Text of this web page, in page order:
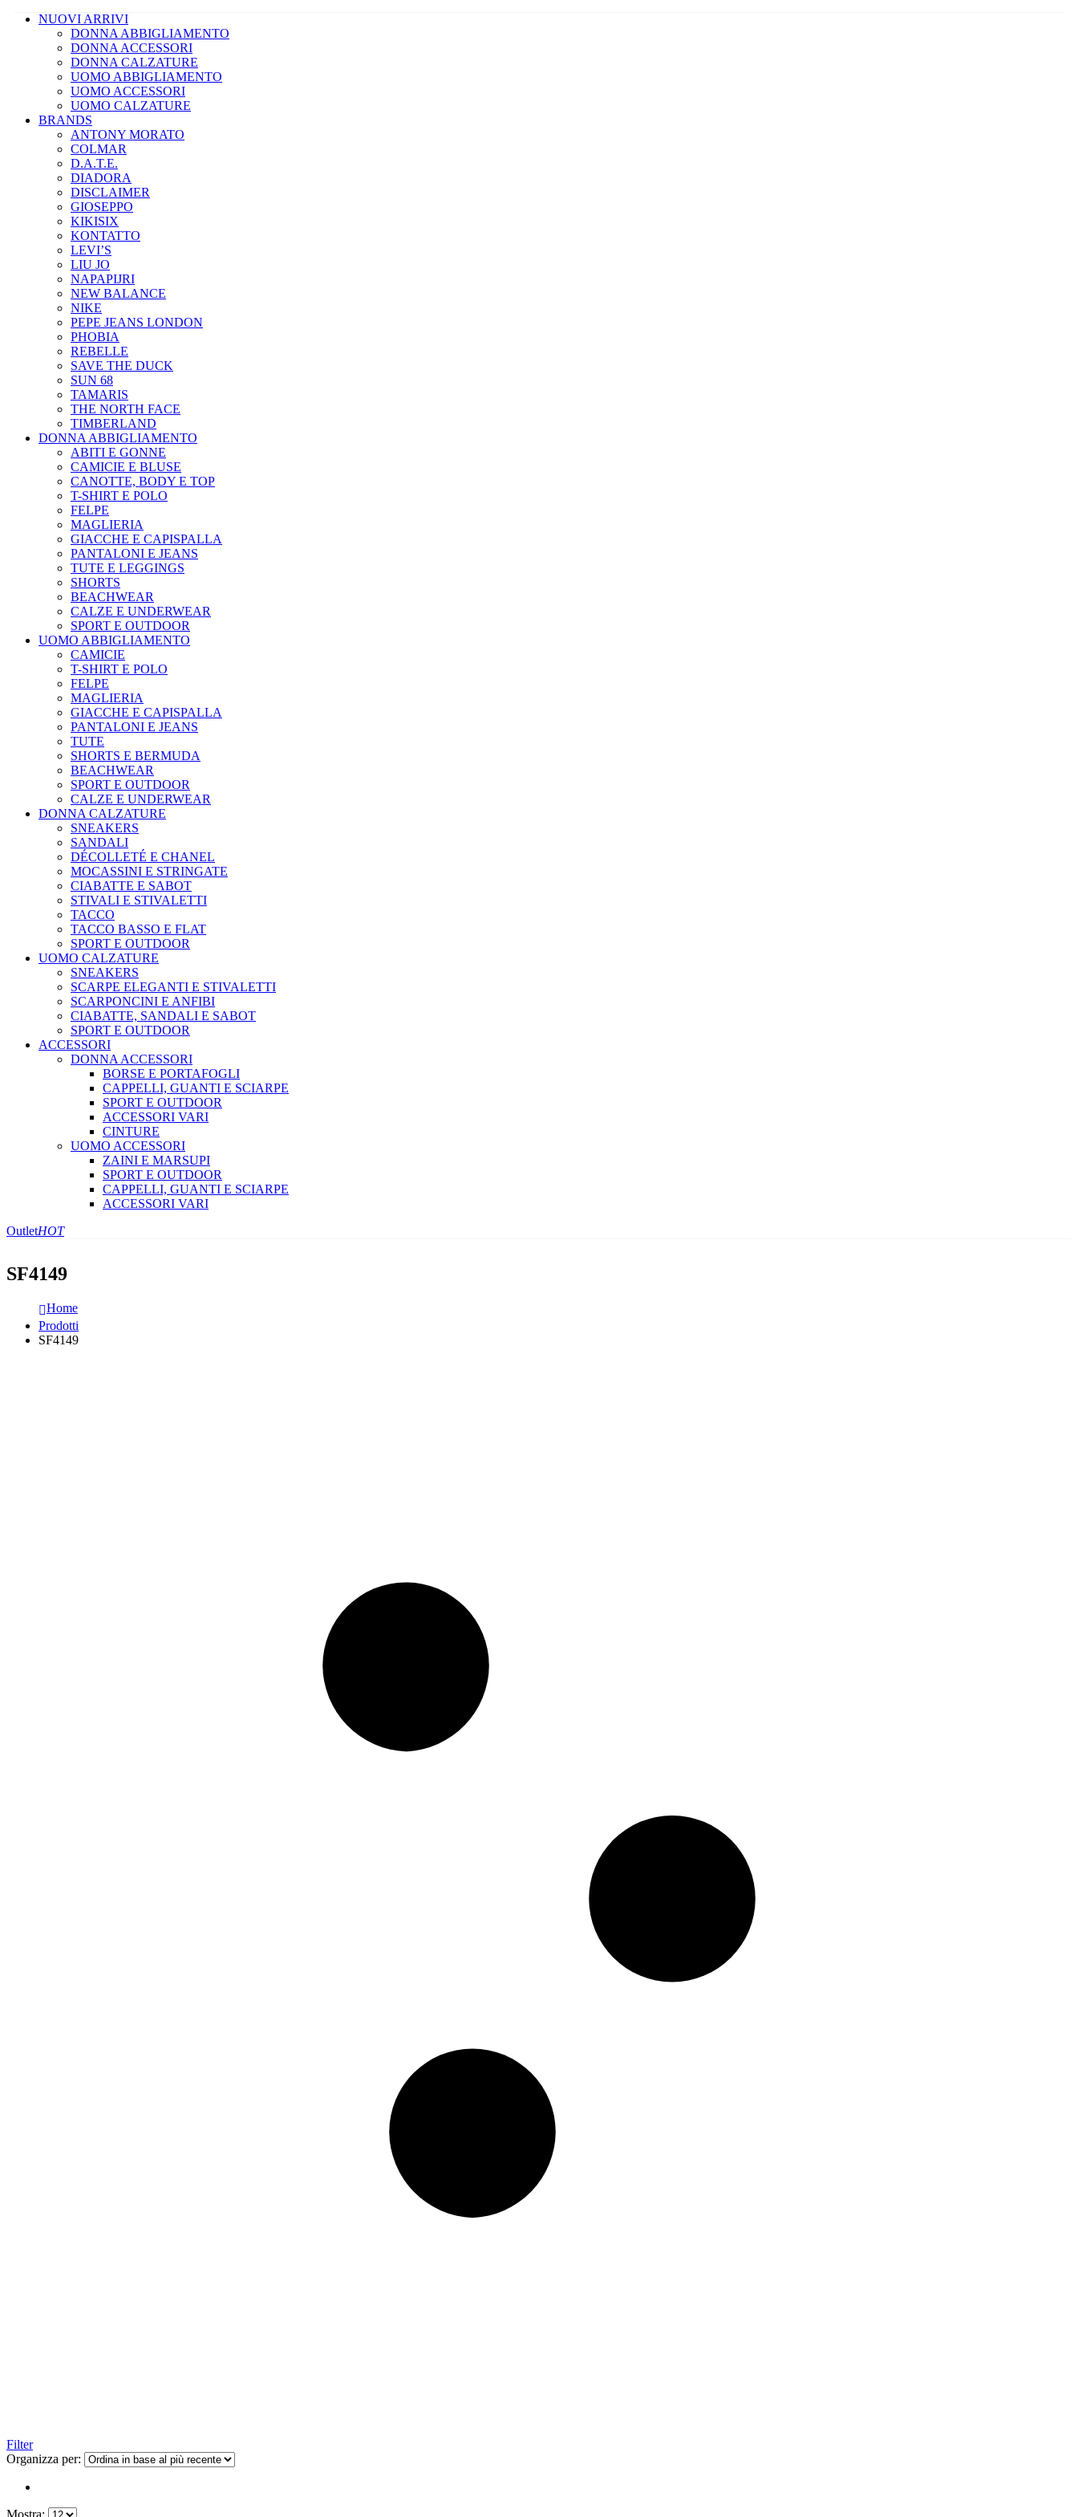
NUOVI ARRIVI
DONNA ABBIGLIAMENTO
DONNA ACCESSORI
DONNA CALZATURE
UOMO ABBIGLIAMENTO
UOMO ACCESSORI
UOMO CALZATURE
BRANDS
ANTONY MORATO
COLMAR
D.A.T.E.
DIADORA
DISCLAIMER
GIOSEPPO
KIKISIX
KONTATTO
LEVI’S
LIU JO
NAPAPIJRI
NEW BALANCE
NIKE
PEPE JEANS LONDON
PHOBIA
REBELLE
SAVE THE DUCK
SUN 68
TAMARIS
THE NORTH FACE
TIMBERLAND
DONNA ABBIGLIAMENTO
ABITI E GONNE
CAMICIE E BLUSE
CANOTTE, BODY E TOP
T-SHIRT E POLO
FELPE
MAGLIERIA
GIACCHE E CAPISPALLA
PANTALONI E JEANS
TUTE E LEGGINGS
SHORTS
BEACHWEAR
CALZE E UNDERWEAR
SPORT E OUTDOOR
UOMO ABBIGLIAMENTO
CAMICIE
T-SHIRT E POLO
FELPE
MAGLIERIA
GIACCHE E CAPISPALLA
PANTALONI E JEANS
TUTE
SHORTS E BERMUDA
BEACHWEAR
SPORT E OUTDOOR
CALZE E UNDERWEAR
DONNA CALZATURE
SNEAKERS
SANDALI
DÉCOLLETÉ E CHANEL
MOCASSINI E STRINGATE
CIABATTE E SABOT
STIVALI E STIVALETTI
TACCO
TACCO BASSO E FLAT
SPORT E OUTDOOR
UOMO CALZATURE
SNEAKERS
SCARPE ELEGANTI E STIVALETTI
SCARPONCINI E ANFIBI
CIABATTE, SANDALI E SABOT
SPORT E OUTDOOR
ACCESSORI
DONNA ACCESSORI
BORSE E PORTAFOGLI
CAPPELLI, GUANTI E SCIARPE
SPORT E OUTDOOR
ACCESSORI VARI
CINTURE
UOMO ACCESSORI
ZAINI E MARSUPI
SPORT E OUTDOOR
CAPPELLI, GUANTI E SCIARPE
ACCESSORI VARI
OutletHOT
SF4149
Home
Prodotti
SF4149
Filter
Organizza per:
Mostra: